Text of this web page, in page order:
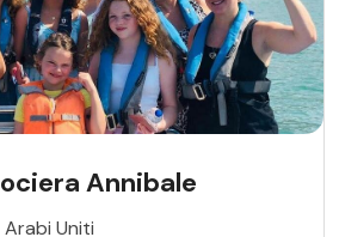
Annibale
Uniti